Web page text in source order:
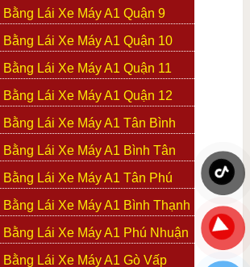
Bằng Lái Xe Máy A1 Quận 9
Bằng Lái Xe Máy A1 Quận 10
Bằng Lái Xe Máy A1 Quận 11
Bằng Lái Xe Máy A1 Quận 12
Bằng Lái Xe Máy A1 Tân Bình
Bằng Lái Xe Máy A1 Bình Tân
Bằng Lái Xe Máy A1 Tân Phú
Bằng Lái Xe Máy A1 Bình Thạnh
Bằng Lái Xe Máy A1 Phú Nhuận
Bằng Lái Xe Máy A1 Gò Vấp